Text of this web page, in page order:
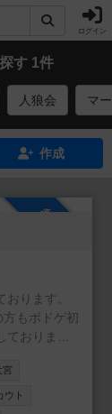
ログイン
す 1件
人狼会 マ
作成
ります。
ておりま
宮
ウト